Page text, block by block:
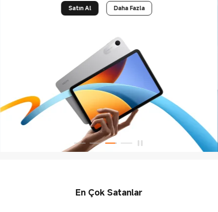
Satın Al Daha Fazla
En Çok Satanlar